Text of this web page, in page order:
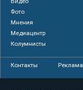
Фото
Мнения
Медиацентр
Колумнисты
Контакты Реклама